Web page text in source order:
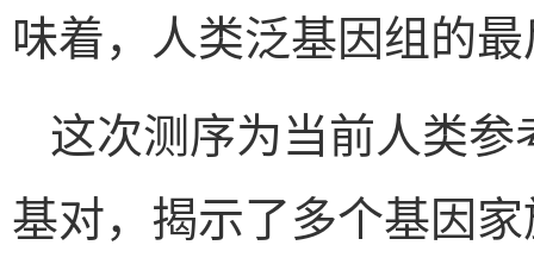
味着，人类泛基因组的
这次测序为当前人类
基对，揭示了多个基因